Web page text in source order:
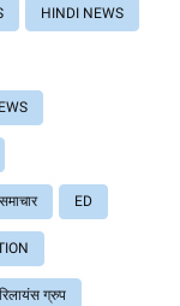
HINDI NEWS
ED
रिलायंस ग्रुप